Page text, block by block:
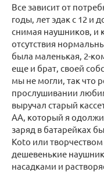
Все зависит от
годы, лет эдак с 12 и
снимая наушников, и
отсутствия
была маленькая, 2-
еще и брат, своей
мы не могли, так что
прослушивании
выручал старый
АА, который я
заряд в батарейках
Koto или
дешевенькие
насадками и